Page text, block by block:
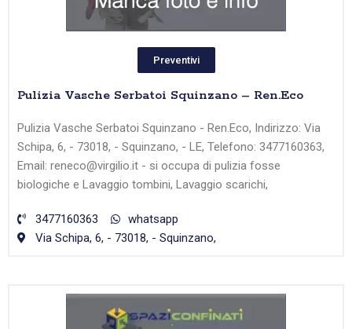
Preventivi
Pulizia Vasche Serbatoi Squinzano – Ren.Eco
Pulizia Vasche Serbatoi Squinzano - Ren.Eco, Indirizzo: Via
Schipa, 6, - 73018, - Squinzano, - LE, Telefono: 3477160363,
Email: reneco@virgilio.it - si occupa di pulizia fosse
biologiche e Lavaggio tombini, Lavaggio scarichi,
3477160363
whatsapp
Via Schipa, 6, - 73018, - Squinzano,